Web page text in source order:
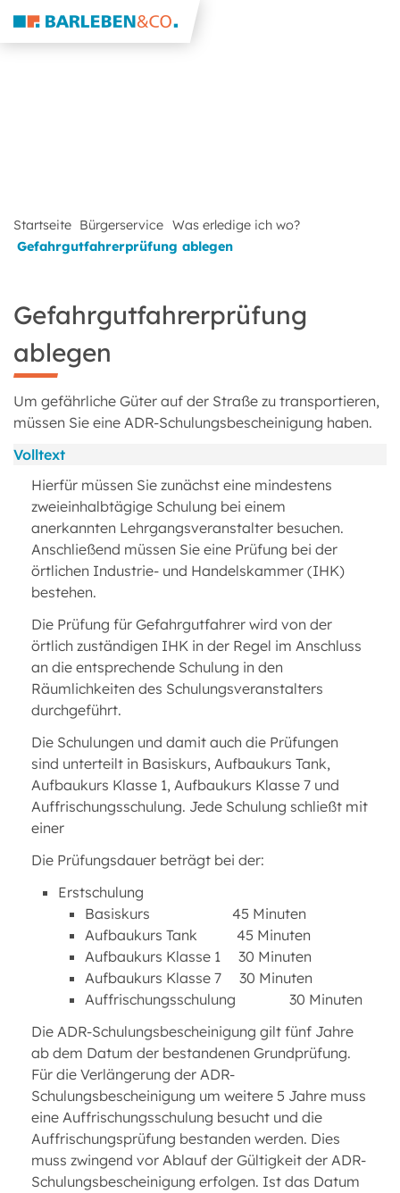
Startseite Bürgerservice Was erledige ich wo?
Gefahrgutfahrerprüfung ablegen
Gefahrgutfahrerprüfung
ablegen
Um gefährliche Güter auf der Straße zu transportieren,
müssen Sie eine ADR-Schulungsbescheinigung haben.
Volltext
Hierfür müssen Sie zunächst eine mindestens
zweieinhalbtägige Schulung bei einem
anerkannten Lehrgangsveranstalter besuchen.
Anschließend müssen Sie eine Prüfung bei der
örtlichen Industrie- und Handelskammer (IHK)
bestehen.
Die Prüfung für Gefahrgutfahrer wird von der
örtlich zuständigen IHK in der Regel im Anschluss
an die entsprechende Schulung in den
Räumlichkeiten des Schulungsveranstalters
durchgeführt.
Die Schulungen und damit auch die Prüfungen
sind unterteilt in Basiskurs, Aufbaukurs Tank,
Aufbaukurs Klasse 1, Aufbaukurs Klasse 7 und
Auffrischungsschulung. Jede Schulung schließt mit
einer
Die Prüfungsdauer beträgt bei der:
Erstschulung
Basiskurs 45 Minuten
Aufbaukurs Tank 45 Minuten
Aufbaukurs Klasse 1 30 Minuten
Aufbaukurs Klasse 7 30 Minuten
Auffrischungsschulung 30 Minuten
Die ADR-Schulungsbescheinigung gilt fünf Jahre
ab dem Datum der bestandenen Grundprüfung.
Für die Verlängerung der ADR-
Schulungsbescheinigung um weitere 5 Jahre muss
eine Auffrischungsschulung besucht und die
Auffrischungsprüfung bestanden werden. Dies
muss zwingend vor Ablauf der Gültigkeit der ADR-
Schulungsbescheinigung erfolgen. Ist das Datum